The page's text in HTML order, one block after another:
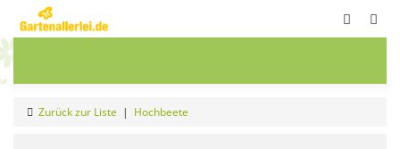
Zurück zur Liste Hochbeete